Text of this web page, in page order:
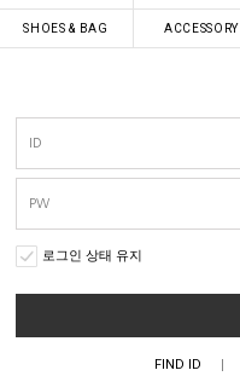
SHOES & BAG ACCESSORY
로그인 상태 유지
FIND ID